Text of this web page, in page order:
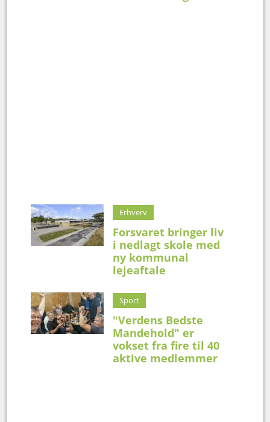
Erhverv
Forsvaret bringer liv
i nedlagt skole med
ny kommunal
lejeaftale
Sport
"Verdens Bedste
Mandehold" er
vokset fra fire til 40
aktive medlemmer